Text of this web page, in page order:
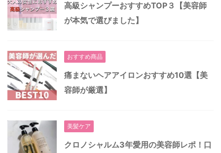
高級シャンプーおすすめTOP３【美容師
が本気で選びました】
おすすめ商品
痛まないヘアアイロンおすすめ10選【美
容師が厳選】
美髪ケア
クロノシャルム3年愛用の美容師レポ！口